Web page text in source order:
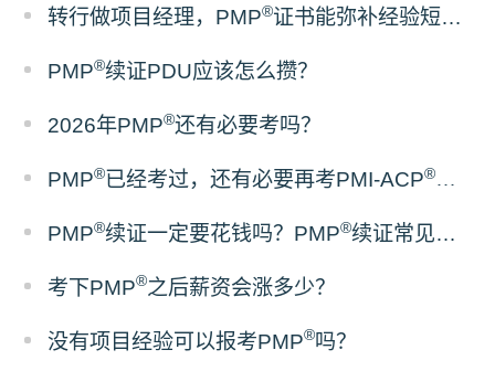
转行做项目经理，PMP®证书能弥补经验短板吗？
PMP®续证PDU应该怎么攒？
2026年PMP®还有必要考吗？
PMP®已经考过，还有必要再考PMI-ACP®吗？
PMP®续证一定要花钱吗？PMP®续证常见误区梳理
考下PMP®之后薪资会涨多少？
没有项目经验可以报考PMP®吗？